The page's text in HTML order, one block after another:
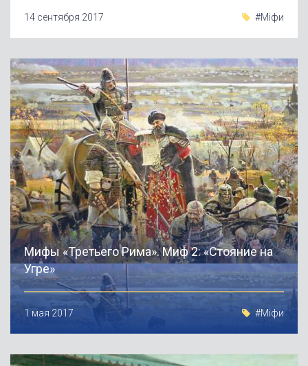
14 сентября 2017 #Міфи
Мифы «Третьего Рима». Миф 2: «Стояние на
Угре»
1 мая 2017 #Міфи